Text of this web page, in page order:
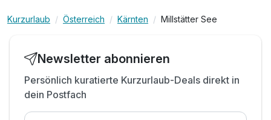
Tipp: Verleih von Fahrrädern & SUP Boards
Tipp: Fahrradtour um den Millstätter See
Tipp: Wandern in den Nationalparks
Kurzurlaub Österreich Kärnten Millstätter See
Newsletter abonnieren
Persönlich kuratierte Kurzurlaub-Deals direkt in
dein Postfach